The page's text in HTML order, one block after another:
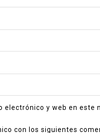
electrónico y web en este
con los siguientes